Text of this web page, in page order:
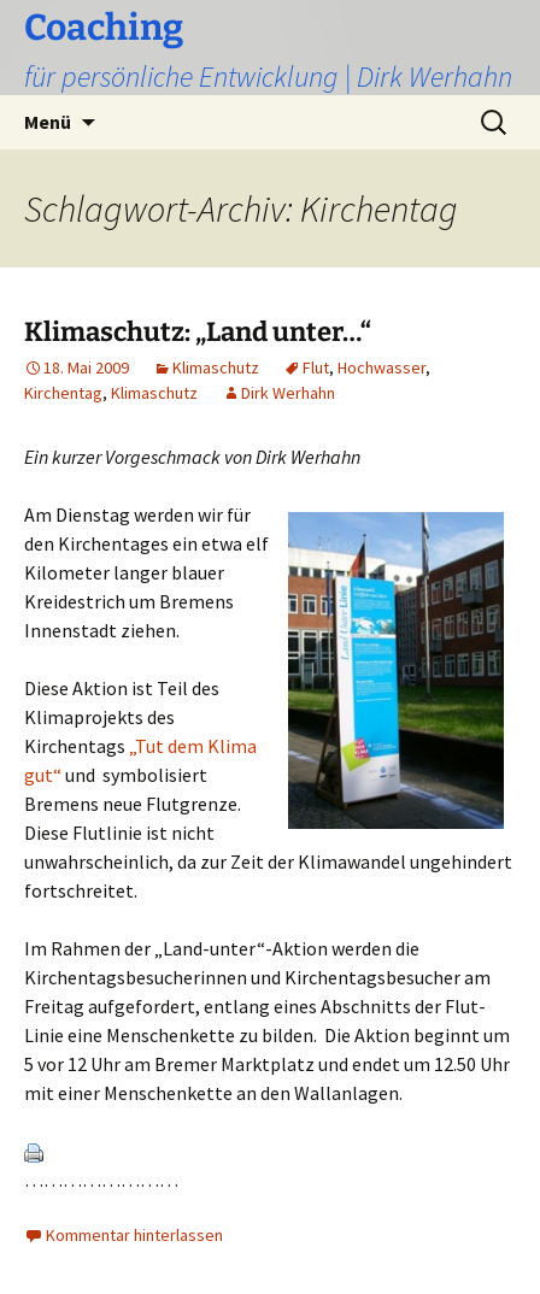
Zum
Inhalt
springen
Coaching
für persönliche Entwicklung | Dirk Werhahn
Menü
Suchen
nach:
Schlagwort-Archiv: Kirchentag
Klimaschutz: „Land unter…“
18. Mai 2009 Klimaschutz Flut, Hochwasser,
Kirchentag, Klimaschutz Dirk Werhahn
Ein kurzer Vorgeschmack von Dirk Werhahn
Am Dienstag werden wir für
den Kirchentages ein etwa elf
Kilometer langer blauer
Kreidestrich um Bremens
Innenstadt ziehen.
Diese Aktion ist Teil des
Klimaprojekts des
Kirchentags „Tut dem Klima
gut“ und symbolisiert
Bremens neue Flutgrenze.
Diese Flutlinie ist nicht
unwahrscheinlich, da zur Zeit der Klimawandel ungehindert
fortschreitet.
Im Rahmen der „Land-unter“-Aktion werden die
Kirchentagsbesucherinnen und Kirchentagsbesucher am
Freitag aufgefordert, entlang eines Abschnitts der Flut-
Linie eine Menschenkette zu bilden. Die Aktion beginnt um
5 vor 12 Uhr am Bremer Marktplatz und endet um 12.50 Uhr
mit einer Menschenkette an den Wallanlagen.
……………………
Kommentar hinterlassen